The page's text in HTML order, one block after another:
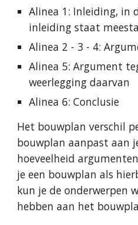
Alinea 1: Inleiding, in
inleiding staat
Alinea 2 - 3 - 4:
Alinea 5: Argument
weerlegging daarvan
Alinea 6: Conclusie
Het bouwplan verschil
bouwplan aanpast aan
hoeveelheid
je een bouwplan als
kun je de onderwerpen
hebben aan het